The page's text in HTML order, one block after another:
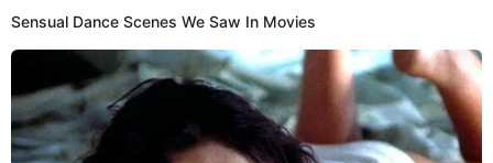
13 Sep 2025 | 12:31 h